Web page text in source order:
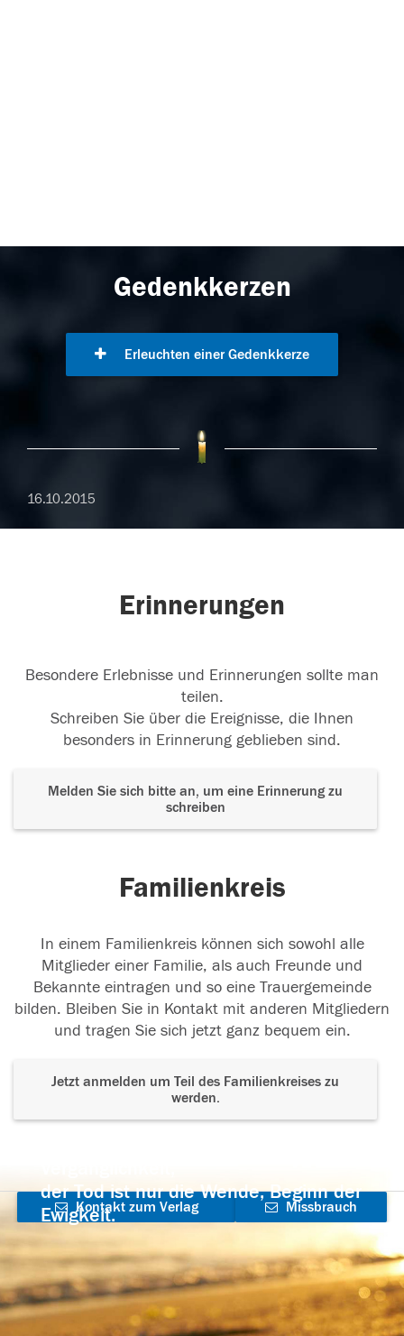
Gedenkkerzen
Erleuchten einer Gedenkkerze
16.10.2015
Erinnerungen
Besondere Erlebnisse und Erinnerungen sollte man
teilen.
Schreiben Sie über die Ereignisse, die Ihnen
besonders in Erinnerung geblieben sind.
Melden Sie sich bitte an, um eine Erinnerung zu
schreiben
Familienkreis
In einem Familienkreis können sich sowohl alle
Mitglieder einer Familie, als auch Freunde und
Bekannte eintragen und so eine Trauergemeinde
bilden. Bleiben Sie in Kontakt mit anderen Mitgliedern
und tragen Sie sich jetzt ganz bequem ein.
Jetzt anmelden um Teil des Familienkreises zu
werden.
der Tod ist nur die Wende, Beginn der
Ewigkeit.
Kontakt zum Verlag
aufnehmen
Missbrauch